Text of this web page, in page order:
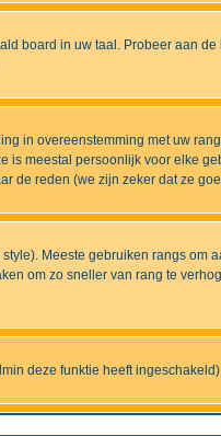
board in uw taal. Probeer aan
in overeenstemming met uw
meestal persoonlijk voor elke
de reden (we zijn zeker dat ze
Meeste gebruiken rangs
om zo sneller van rang te
deze funktie heeft